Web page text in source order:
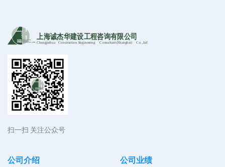
上海诚杰华建设工程咨询有限公司
Chengjiehua Construction Engineering C onsultant (Shanghai) C o.,Ltd
扫一扫 关注公众号
公司介绍
公司业绩